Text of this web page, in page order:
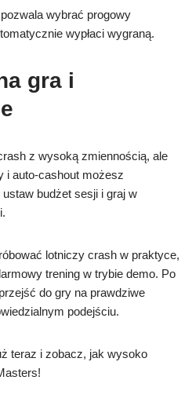
wybrać progowy
wypłaci wygraną.
gra i
z wysoką zmiennością, ale
i auto‑cashout możesz
budżet sesji i graj w
lotniczy crash w praktyce,
trening w trybie demo. Po
do gry na prawdziwe
podejściu.
teraz i zobacz, jak wysoko